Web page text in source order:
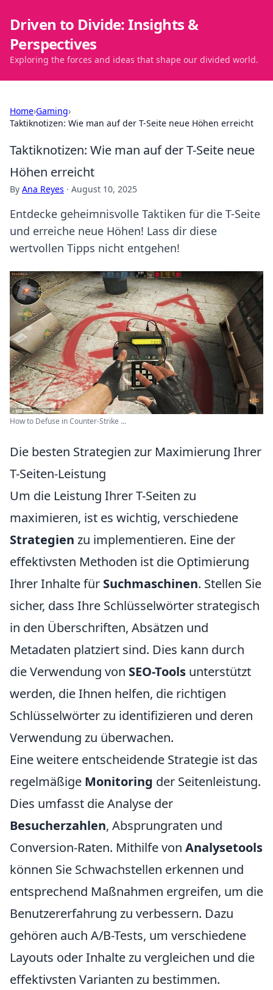
Driven to Divide: Insights &
Perspectives
Exploring the forces and ideas that shape our divided world.
Home›Gaming›
Taktiknotizen: Wie man auf der T-Seite neue Höhen erreicht
Taktiknotizen: Wie man auf der T-Seite neue
Höhen erreicht
By Ana Reyes · August 10, 2025
Entdecke geheimnisvolle Taktiken für die T-Seite
und erreiche neue Höhen! Lass dir diese
wertvollen Tipps nicht entgehen!
How to Defuse in Counter-Strike ...
Die besten Strategien zur Maximierung Ihrer
T-Seiten-Leistung
Um die Leistung Ihrer T-Seiten zu
maximieren, ist es wichtig, verschiedene
Strategien zu implementieren. Eine der
effektivsten Methoden ist die Optimierung
Ihrer Inhalte für Suchmaschinen. Stellen Sie
sicher, dass Ihre Schlüsselwörter strategisch
in den Überschriften, Absätzen und
Metadaten platziert sind. Dies kann durch
die Verwendung von SEO-Tools unterstützt
werden, die Ihnen helfen, die richtigen
Schlüsselwörter zu identifizieren und deren
Verwendung zu überwachen.
Eine weitere entscheidende Strategie ist das
regelmäßige Monitoring der Seitenleistung.
Dies umfasst die Analyse der
Besucherzahlen, Absprungraten und
Conversion-Raten. Mithilfe von Analysetools
können Sie Schwachstellen erkennen und
entsprechend Maßnahmen ergreifen, um die
Benutzererfahrung zu verbessern. Dazu
gehören auch A/B-Tests, um verschiedene
Layouts oder Inhalte zu vergleichen und die
effektivsten Varianten zu bestimmen.